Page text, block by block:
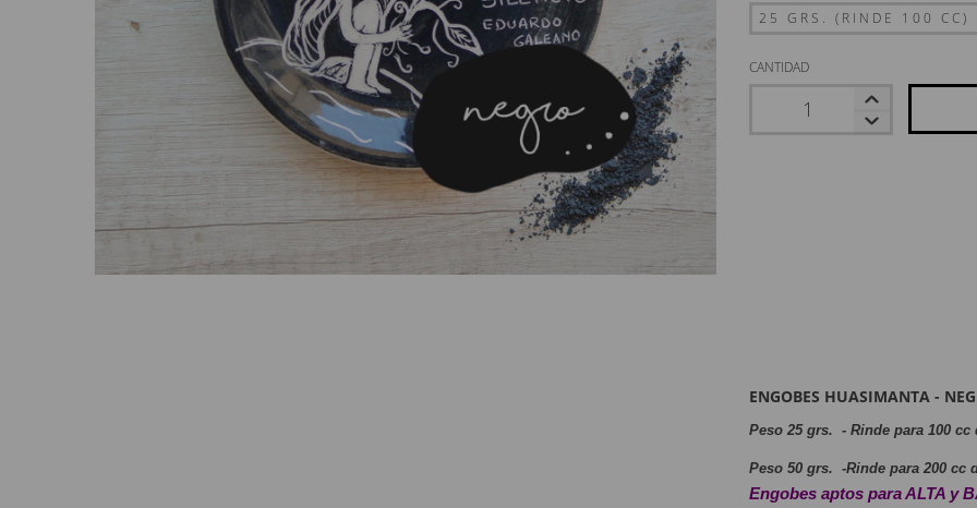
CANTIDAD
ENGOBES HUASIMANTA -
Peso 25 grs.  - Rinde para 100
Peso 50 grs.  -Rinde para 200 cc
Engobes aptos para ALTA y